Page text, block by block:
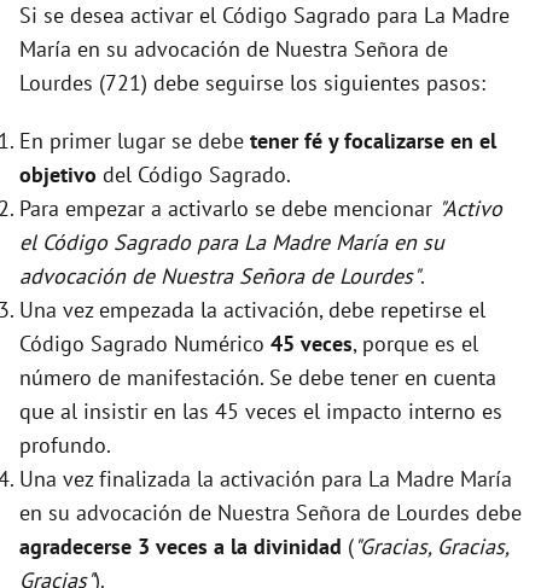
Si se desea activar el Código Sagrado para La Madre
María en su advocación de Nuestra Señora de
Lourdes (721) debe seguirse los siguientes pasos:
En primer lugar se debe tener fé y focalizarse en el
objetivo del Código Sagrado.
Para empezar a activarlo se debe mencionar "Activo
el Código Sagrado para La Madre María en su
advocación de Nuestra Señora de Lourdes".
Una vez empezada la activación, debe repetirse el
Código Sagrado Numérico 45 veces, porque es el
número de manifestación. Se debe tener en cuenta
que al insistir en las 45 veces el impacto interno es
profundo.
Una vez finalizada la activación para La Madre María
en su advocación de Nuestra Señora de Lourdes debe
agradecerse 3 veces a la divinidad ("Gracias, Gracias,
Gracias").